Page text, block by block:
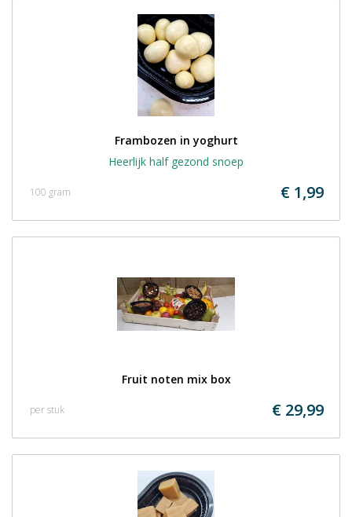
Frambozen in yoghurt
Heerlijk half gezond snoep
€ 1,99
100 gram
Fruit noten mix box
€ 29,99
per stuk